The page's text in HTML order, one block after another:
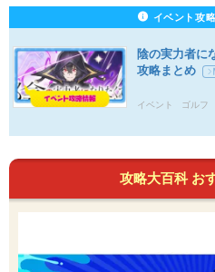
イベント攻
陰の実力者に
攻略まとめ
イベント ゴルフ
攻略大百科 お